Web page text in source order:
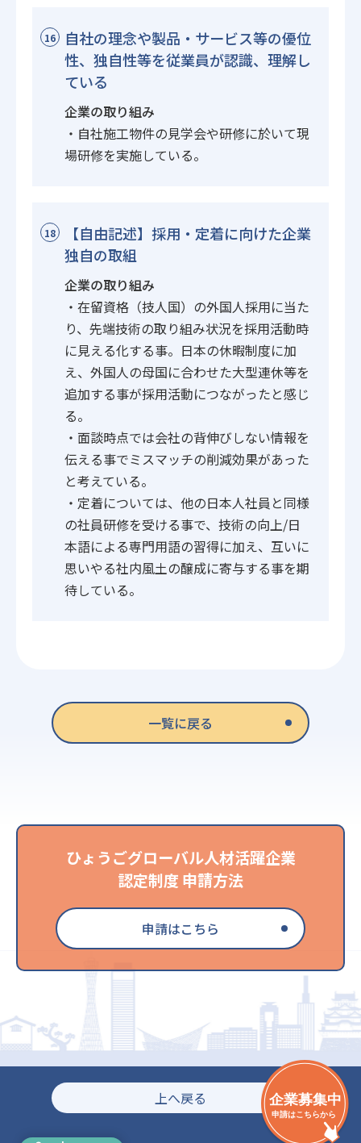
16
自社の理念や製品・サービス等の優位
性、独自性等を従業員が認識、理解し
ている
企業の取り組み
・自社施工物件の見学会や研修に於いて現
場研修を実施している。
18
【自由記述】採用・定着に向けた企業
独自の取組
企業の取り組み
・在留資格（技人国）の外国人採用に当た
り、先端技術の取り組み状況を採用活動時
に見える化する事。日本の休暇制度に加
え、外国人の母国に合わせた大型連休等を
追加する事が採用活動につながったと感じ
る。
・面談時点では会社の背伸びしない情報を
伝える事でミスマッチの削減効果があった
と考えている。
・定着については、他の日本人社員と同様
の社員研修を受ける事で、技術の向上/日
本語による専門用語の習得に加え、互いに
思いやる社内風土の醸成に寄与する事を期
待している。
一覧に戻る
ひょうごグローバル人材活躍企業
認定制度 申請方法
申請はこちら
上へ戻る